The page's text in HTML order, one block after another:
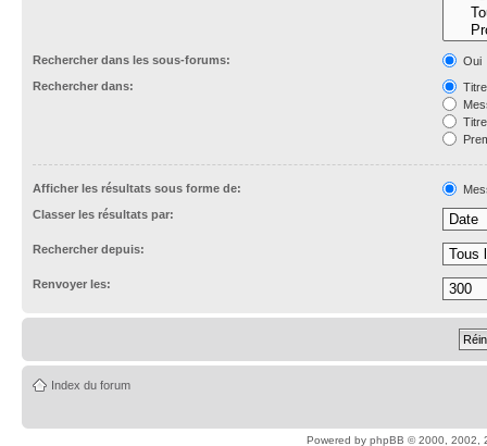
Rechercher dans les sous-forums:
Oui
Rechercher dans:
Afficher les résultats sous forme de:
Classer les résultats par:
Rechercher depuis:
Renvoyer les:
Index du forum
Powered by phpBB © 2000, 2002,